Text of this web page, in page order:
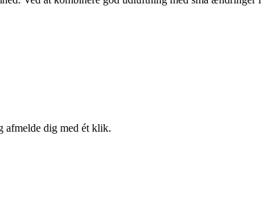
afmelde dig med ét klik.